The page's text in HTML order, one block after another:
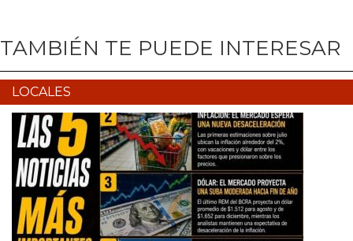
TAMBIÉN TE PUEDE INTERESAR
LOCALES